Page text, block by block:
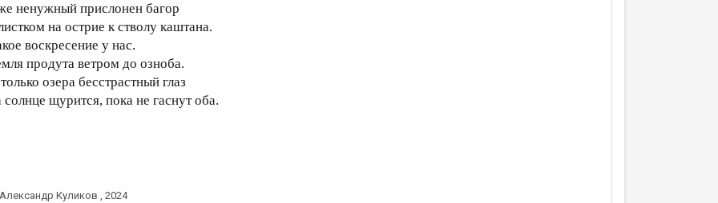
ненужный прислонен багор
на острие к стволу каштана.
воскресение у нас.
продута ветром до озноба.
озера бесстрастный глаз
солнце щурится, пока не гаснут оба.
Александр Куликов , 2024